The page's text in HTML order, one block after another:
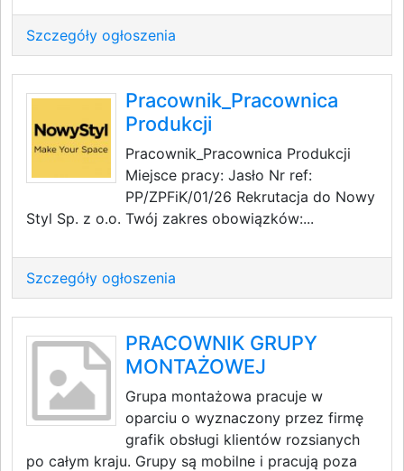
Szczegóły ogłoszenia
Pracownik_Pracownica
Produkcji
Pracownik_Pracownica Produkcji
Miejsce pracy: Jasło Nr ref:
PP/ZPFiK/01/26 Rekrutacja do Nowy
Styl Sp. z o.o. Twój zakres obowiązków:...
Szczegóły ogłoszenia
PRACOWNIK GRUPY
MONTAŻOWEJ
Grupa montażowa pracuje w
oparciu o wyznaczony przez firmę
grafik obsługi klientów rozsianych
po całym kraju. Grupy są mobilne i pracują poza